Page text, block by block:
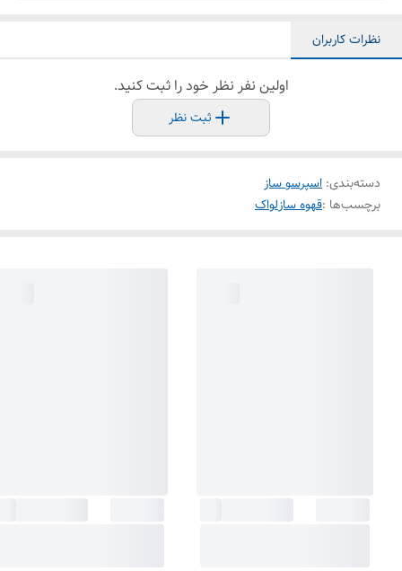
نظرات کاربران
اولین نفر نظر خود را ثبت کنید.
ثبت نظر
دسته‌بندی: اسپرسو ساز
برچسب‌ها :قهوه سازلواک